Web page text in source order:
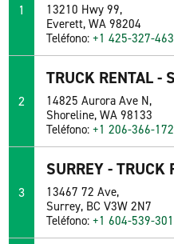
1
13210 Hwy 99,
Everett, WA 98204
Teléfono:+1 425-327-
2
TRUCK RENTAL -
14825 Aurora Ave N,
Shoreline, WA 98133
Teléfono:+1 206-366-
3
SURREY - TRUCK
13467 72 Ave,
Surrey, BC V3W 2N7
Teléfono:+1 604-539-